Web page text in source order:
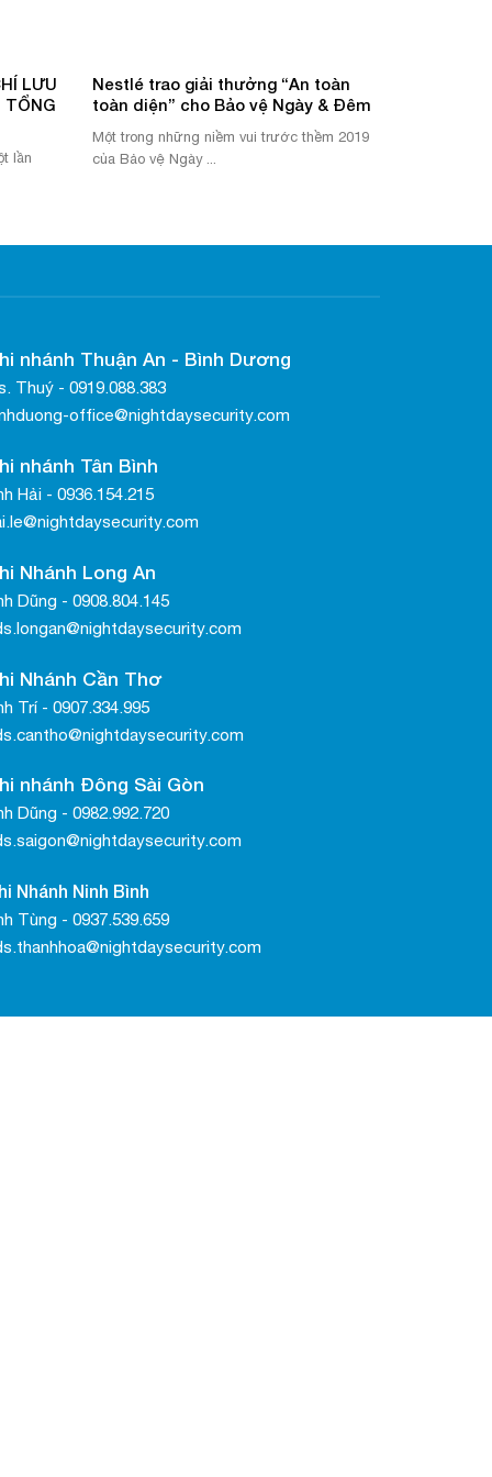
LƯU
TỔNG
lần
Nestlé trao giải thưởng “An toàn
toàn diện” cho Bảo vệ Ngày & Đêm
Một trong những niềm vui trước thềm 2019
của Bảo vệ Ngày ...
nhánh Thuận An - Bình Dương
Thuý - 0919.088.383
office@nightdaysecurity.com
nhánh Tân Bình
Hải - 0936.154.215
Nhánh Long An
Dũng - 0908.804.145
Nhánh Cần Thơ
Trí - 0907.334.995
nhánh Đông Sài Gòn
Dũng - 0982.992.720
Nhánh Ninh Bình
Tùng - 0937.539.659